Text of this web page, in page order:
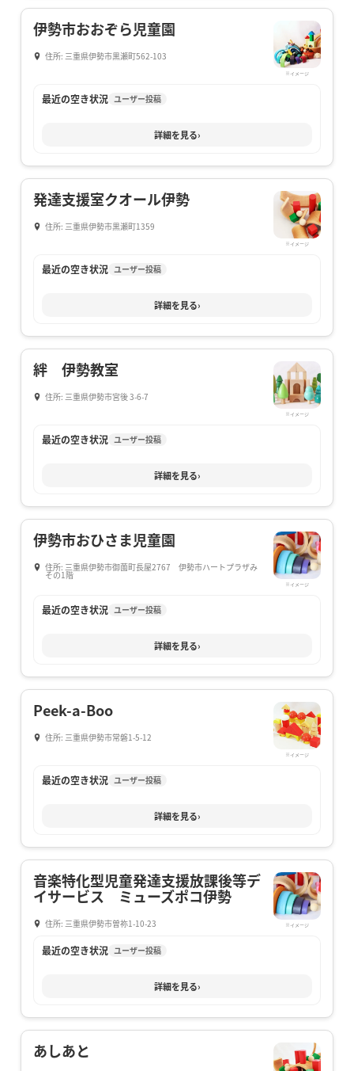
伊勢市おおぞら児童園
住所: 三重県伊勢市黒瀬町562-103
※イメージ
最近の空き状況 ユーザー投稿
詳細を見る›
発達支援室クオール伊勢
住所: 三重県伊勢市黒瀬町1359
※イメージ
最近の空き状況 ユーザー投稿
詳細を見る›
絆 伊勢教室
住所: 三重県伊勢市宮後 3-6-7
※イメージ
最近の空き状況 ユーザー投稿
詳細を見る›
伊勢市おひさま児童園
住所: 三重県伊勢市御薗町長屋2767 伊勢市ハートプラザみ
その1階
※イメージ
最近の空き状況 ユーザー投稿
詳細を見る›
Peek-a-Boo
住所: 三重県伊勢市常磐1-5-12
※イメージ
最近の空き状況 ユーザー投稿
詳細を見る›
音楽特化型児童発達支援放課後等デ
イサービス ミューズポコ伊勢
住所: 三重県伊勢市曽祢1-10-23 ※イメージ
最近の空き状況 ユーザー投稿
詳細を見る›
あしあと